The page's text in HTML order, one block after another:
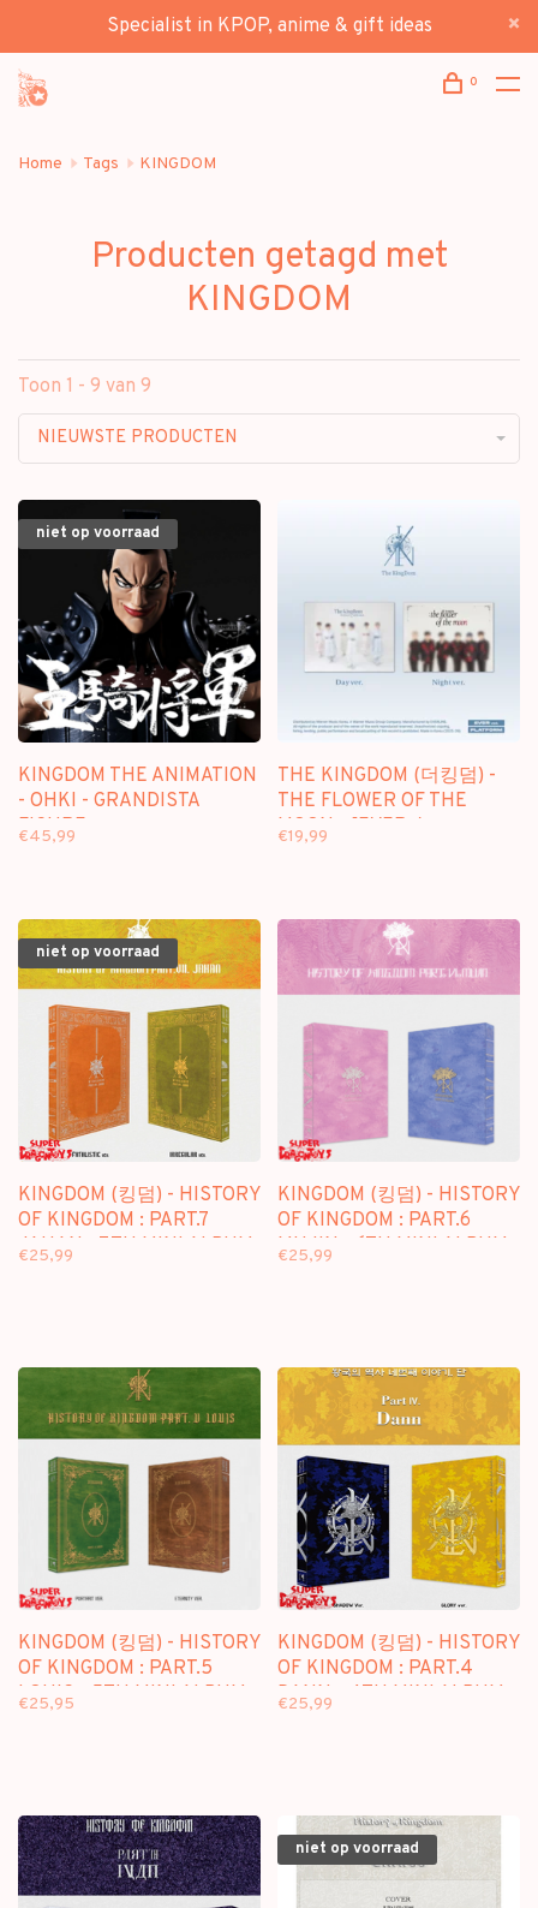
Specialist in KPOP, anime & gift ideas
0
Home Tags KINGDOM
Producten getagd met
KINGDOM
Toon 1 - 9 van 9
NIEUWSTE PRODUCTEN
niet op voorraad
KINGDOM THE ANIMATION
- OHKI - GRANDISTA
FIGURE
€45,99
THE KINGDOM (더킹덤) -
THE FLOWER OF THE
MOON - [EVER /
€19,99
niet op voorraad
KINGDOM (킹덤) - HISTORY
OF KINGDOM : PART.7
JAHAN - 7TH MINI ALBUM
€25,99
KINGDOM (킹덤) - HISTORY
OF KINGDOM : PART.6
MUJIN - 6TH MINI ALBUM
€25,99
KINGDOM (킹덤) - HISTORY
OF KINGDOM : PART.5
LOUIS - 5TH MINI ALBUM
€25,95
KINGDOM (킹덤) - HISTORY
OF KINGDOM : PART.4
DANN - 4TH MINI ALBUM
€25,99
niet op voorraad